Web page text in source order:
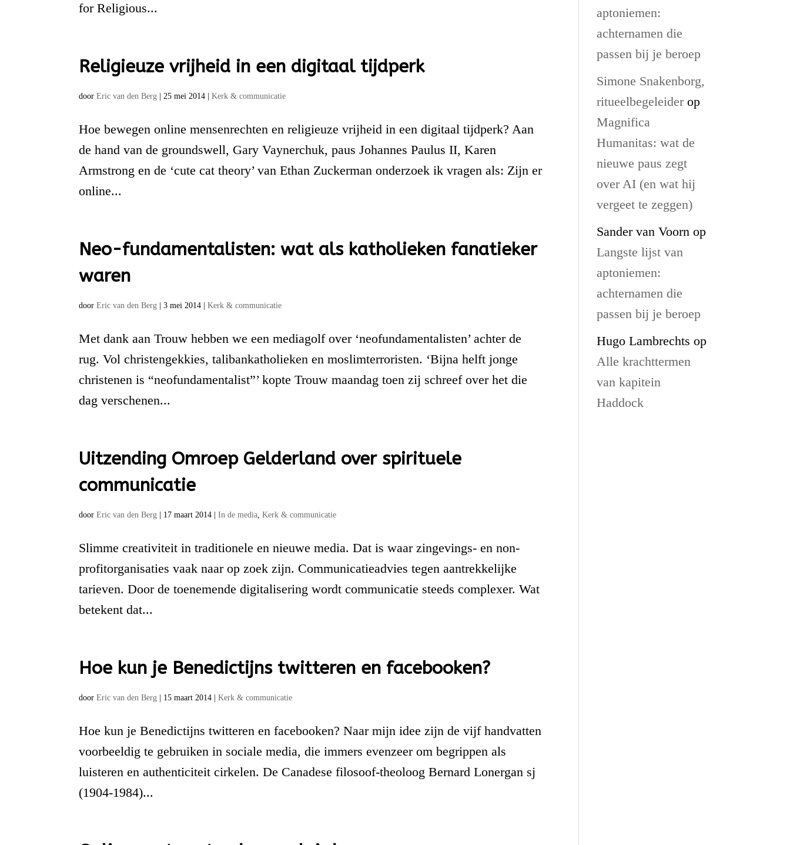
for Religious...
Religieuze vrijheid in een digitaal tijdperk
doorEric van den Berg |25 mei 2014 |Kerk & communicatie
Hoe bewegen online mensenrechten en religieuze vrijheid in een digitaal tijdperk? Aan
de hand van de groundswell, Gary Vaynerchuk, paus Johannes Paulus II, Karen
Armstrong en de ‘cute cat theory’ van Ethan Zuckerman onderzoek ik vragen als: Zijn er
online...
Neo-fundamentalisten: wat als katholieken fanatieker
waren
doorEric van den Berg |3 mei 2014 |Kerk & communicatie
Met dank aan Trouw hebben we een mediagolf over ‘neofundamentalisten’ achter de
rug. Vol christengekkies, talibankatholieken en moslimterroristen. ‘Bijna helft jonge
christenen is “neofundamentalist”’ kopte Trouw maandag toen zij schreef over het die
dag verschenen...
Uitzending Omroep Gelderland over spirituele
communicatie
doorEric van den Berg 17 maart 2014 |In de media,Kerk & communicatie
Slimme creativiteit in traditionele en nieuwe media. Dat is waar zingevings- en non-
profitorganisaties vaak naar op zoek zijn. Communicatieadvies tegen aantrekkelijke
tarieven. Door de toenemende digitalisering wordt communicatie steeds complexer. Wat
betekent dat...
Hoe kun je Benedictijns twitteren en facebooken?
doorEric van den Berg 15 maart 2014 |Kerk & communicatie
Hoe kun je Benedictijns twitteren en facebooken? Naar mijn idee zijn de vijf handvatten
voorbeeldig te gebruiken in sociale media, die immers evenzeer om begrippen als
luisteren en authenticiteit cirkelen. De Canadese filosoof-theoloog Bernard Lonergan sj
(1904-1984)...
aptoniemen:
achternamen die
passen bij je beroep
Simone Snakenborg,
ritueelbegeleider op
Magnifica
Humanitas: wat de
nieuwe paus zegt
over AI (en wat hij
vergeet te zeggen)
Sander van Voorn op
Langste lijst van
aptoniemen:
achternamen die
passen bij je beroep
Hugo Lambrechts op
Alle krachttermen
van kapitein
Haddock